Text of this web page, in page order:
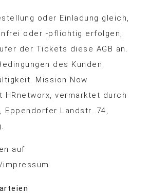
oder Einladung gleich,
oder -pflichtig erfolgen,
der Tickets diese AGB an.
des Kunden
Mission Now
HRnetworx, vermarktet durch
Eppendorfer Landstr. 74,
auf